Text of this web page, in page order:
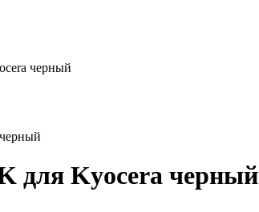
черный
для Kyocera черный